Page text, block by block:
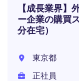
【成長業界】
ー企業の購買
分在宅）
東京都
正社員